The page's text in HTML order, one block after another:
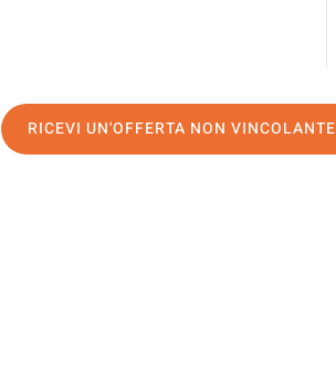
RICEVI UN'OFFERTA NON VINCOLANTE